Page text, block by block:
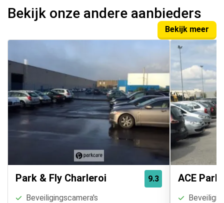
Bekijk onze andere aanbieders
Bekijk meer
9.3
Park & Fly Charleroi
Beveiligingscamera's
ACE